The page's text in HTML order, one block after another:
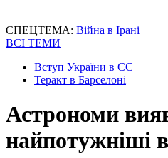
СПЕЦТЕМА: Війна в Ірані
ВСІ ТЕМИ
Вступ України в ЄС
Теракт в Барселоні
Астрономи
найпотужніші